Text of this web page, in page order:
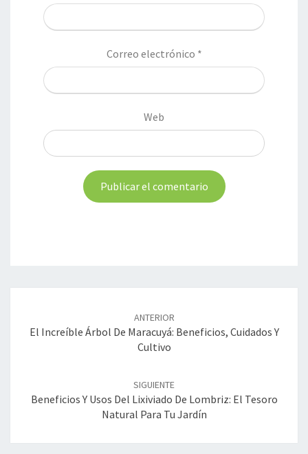
Correo electrónico *
Web
entradas
ANTERIOR
El Increíble Árbol De Maracuyá: Beneficios, Cuidados Y
Cultivo
SIGUIENTE
Beneficios Y Usos Del Lixiviado De Lombriz: El Tesoro
Natural Para Tu Jardín